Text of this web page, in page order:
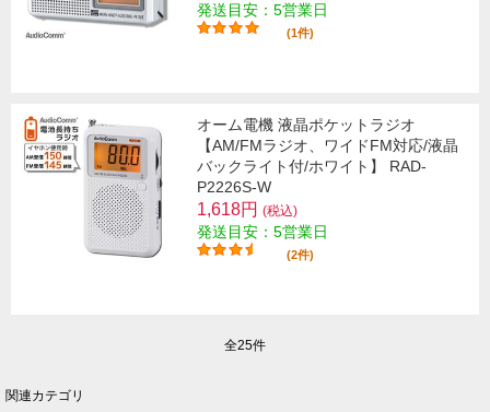
発送目安：5営業日
(1件)
オーム電機 液晶ポケットラジオ
【AM/FMラジオ、ワイドFM対応/液晶
バックライト付/ホワイト】 RAD-
P2226S-W
1,618円 (税込)
発送目安：5営業日
(2件)
全25件
関連カテゴリ